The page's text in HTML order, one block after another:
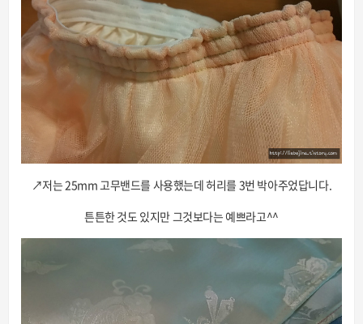
↗저는 25mm 고무밴드를 사용했는데 허리를 3번 박아주었답니다.
튼튼한 것도 있지만 그것보다는 예쁘라고^^